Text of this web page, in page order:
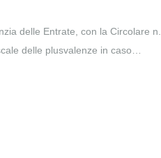
delle Entrate, con la Circolare n.
delle plusvalenze in caso…